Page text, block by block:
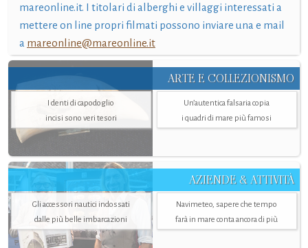
mareonline.it. I titolari di alberghi e villaggi interessati a
mettere on line propri filmati possono inviare una e mail
a mareonline@mareonline.it
ARTE E COLLEZIONISMO
I denti di capodoglio
incisi sono veri tesori
Un’autentica falsaria copia
i quadri di mare più famosi
AZIENDE & ATTIVITÀ
Gli accessori nautici indossati
dalle più belle imbarcazioni
Navimeteo, sapere che tempo
farà in mare conta ancora di più